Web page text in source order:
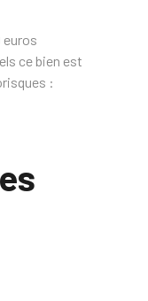
euros
ce bien est
: